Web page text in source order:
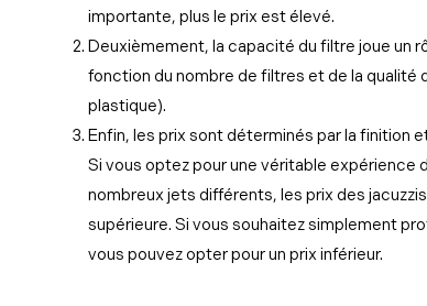
importante, plus le prix est élevé.
Deuxièmement, la capacité du filtre joue un
fonction du nombre de filtres et de la qualité
plastique).
Enfin, les prix sont déterminés par la finition
Si vous optez pour une véritable expérience
nombreux jets différents, les prix des
supérieure. Si vous souhaitez simplement
vous pouvez opter pour un prix inférieur.